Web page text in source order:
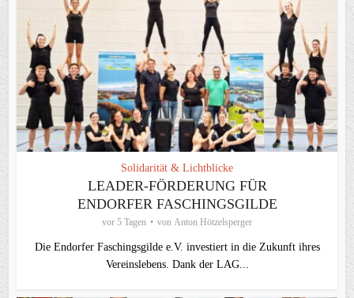
Solidarität & Lichtblicke
LEADER-FÖRDERUNG FÜR
ENDORFER FASCHINGSGILDE
vor 5 Tagen von Anton Hötzelsperger
Die Endorfer Faschingsgilde e.V. investiert in die Zukunft ihres
Vereinslebens. Dank der LAG...